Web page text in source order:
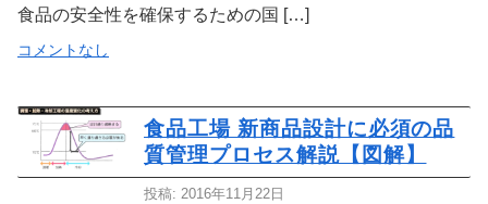
食品の安全性を確保するための国 […]
コメントなし
食品工場 新商品設計に必須の品
質管理プロセス解説【図解】
投稿: 2016年11月22日